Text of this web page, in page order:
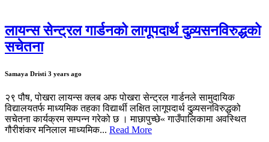
लायन्स सेन्ट्रल गार्डनको लागूपदार्थ दुव्र्यसनविरुद्धको
सचेतना
Samaya Dristi 3 years ago
२९ पौष, पोखरा लायन्स क्लब अफ पोखरा सेन्ट्रल गार्डनले सामुदायिक
विद्यालयतर्फ माध्यमिक तहका विद्यार्थी लक्षित लागूपदार्थ दुव्र्यसनविरुद्धको
सचेतना कार्यक्रम सम्पन्न गरेको छ । माछापुच्छे« गाउँपालिकामा अवस्थित
गौरीशंकर मनिलाल माध्यमिक... Read More